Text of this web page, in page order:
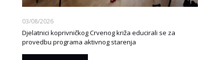
03/08/2026
Djelatnici koprivničkog Crvenog križa educirali se za
provedbu programa aktivnog starenja